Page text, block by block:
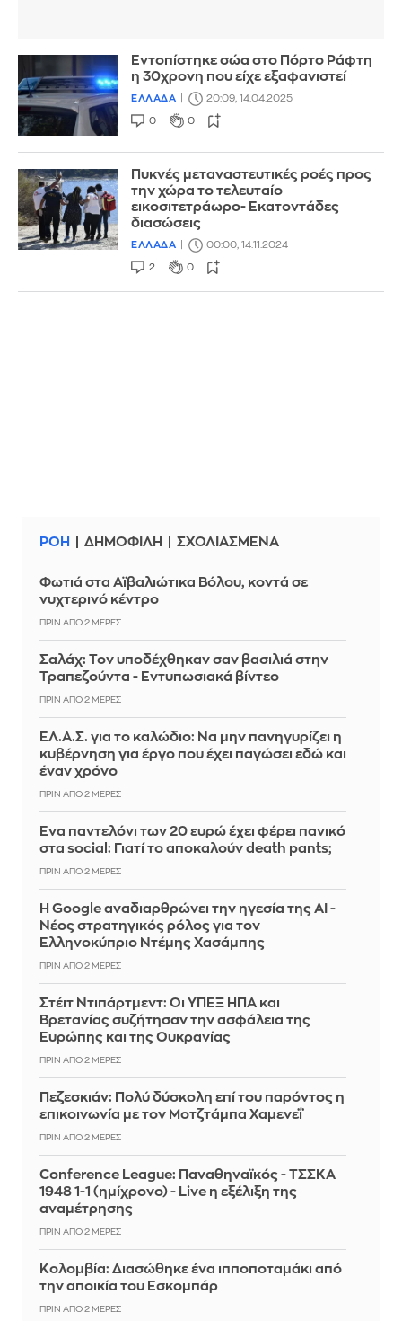
Εντοπίστηκε σώα στο Πόρτο Ράφτη
η 30χρονη που είχε εξαφανιστεί
ΕΛΛΑΔΑ 20:09, 14.04.2025
0 0
Πυκνές μεταναστευτικές ροές προς
την χώρα το τελευταίο
εικοσιτετράωρο- Εκατοντάδες
διασώσεις
ΕΛΛΑΔΑ 00:00, 14.11.2024
2 0
ΡΟΗ ΔΗΜΟΦΙΛΗ ΣΧΟΛΙΑΣΜΕΝΑ
Φωτιά στα Αϊβαλιώτικα Βόλου, κοντά σε
νυχτερινό κέντρο
ΠΡΙΝ ΑΠΌ 2 ΜΈΡΕΣ
Σαλάχ: Τον υποδέχθηκαν σαν βασιλιά στην
Τραπεζούντα - Εντυπωσιακά βίντεο
ΠΡΙΝ ΑΠΌ 2 ΜΈΡΕΣ
ΕΛ.Α.Σ. για το καλώδιο: Να μην πανηγυρίζει η
κυβέρνηση για έργο που έχει παγώσει εδώ και
έναν χρόνο
ΠΡΙΝ ΑΠΌ 2 ΜΈΡΕΣ
Ένα παντελόνι των 20 ευρώ έχει φέρει πανικό
στα social: Γιατί το αποκαλούν death pants;
ΠΡΙΝ ΑΠΌ 2 ΜΈΡΕΣ
Η Google αναδιαρθρώνει την ηγεσία της AI -
Νέος στρατηγικός ρόλος για τον
Ελληνοκύπριο Ντέμης Χασάμπης
ΠΡΙΝ ΑΠΌ 2 ΜΈΡΕΣ
Στέιτ Ντιπάρτμεντ: Οι ΥΠΕΞ ΗΠΑ και
Βρετανίας συζήτησαν την ασφάλεια της
Ευρώπης και της Ουκρανίας
ΠΡΙΝ ΑΠΌ 2 ΜΈΡΕΣ
Πεζεσκιάν: Πολύ δύσκολη επί του παρόντος η
επικοινωνία με τον Μοτζτάμπα Χαμενεΐ
ΠΡΙΝ ΑΠΌ 2 ΜΈΡΕΣ
Conference League: Παναθηναϊκός - ΤΣΣΚΑ
1948 1-1 (ημίχρονο) - Live η εξέλιξη της
αναμέτρησης
ΠΡΙΝ ΑΠΌ 2 ΜΈΡΕΣ
Κολομβία: Διασώθηκε ένα ιπποποταμάκι από
την αποικία του Εσκομπάρ
ΠΡΙΝ ΑΠΌ 2 ΜΈΡΕΣ